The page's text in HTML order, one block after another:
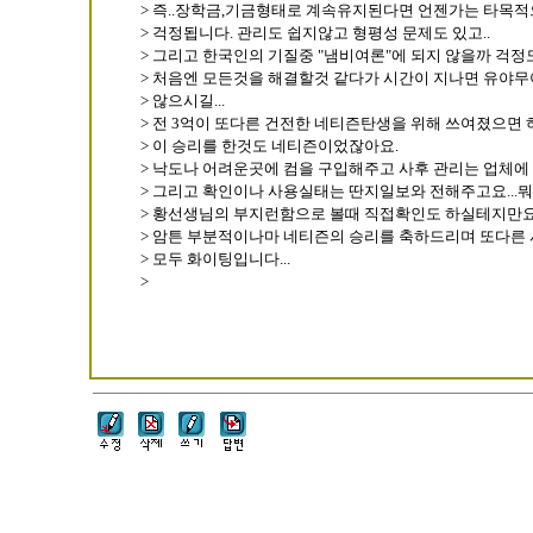
> 즉..장학금,기금형태로 계속유지된다면 언젠가는 타목
> 걱정됩니다. 관리도 쉽지않고 형평성 문제도 있고..
> 그리고 한국인의 기질중 "냄비여론"에 되지 않을까 걱정
> 처음엔 모든것을 해결할것 같다가 시간이 지나면 유야
> 않으시길...
> 전 3억이 또다른 건전한 네티즌탄생을 위해 쓰여졌으면
> 이 승리를 한것도 네티즌이었잖아요.
> 낙도나 어려운곳에 컴을 구입해주고 사후 관리는 업체
> 그리고 확인이나 사용실태는 딴지일보와 전해주고요...뭐
> 황선생님의 부지런함으로 볼때 직접확인도 하실테지만
> 암튼 부분적이나마 네티즌의 승리를 축하드리며 또다른
> 모두 화이팅입니다...
>